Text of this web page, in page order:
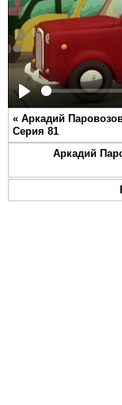
Play
« Аркадий
Серия 81
Аркадий